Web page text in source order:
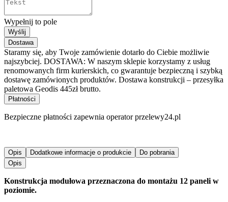
Wypełnij to pole
Wyślij
Dostawa
Staramy się, aby Twoje zamówienie dotarło do Ciebie możliwie
najszybciej. DOSTAWA: W naszym sklepie korzystamy z usług
renomowanych firm kurierskich, co gwarantuje bezpieczną i szybką
dostawę zamówionych produktów. Dostawa konstrukcji – przesyłka
paletowa Geodis 445zł brutto.
Płatności
Bezpieczne płatności zapewnia operator przelewy24.pl
Opis Dodatkowe informacje o produkcie
Do pobrania
Opis
Konstrukcja modułowa przeznaczona do montażu 12 paneli w
poziomie.